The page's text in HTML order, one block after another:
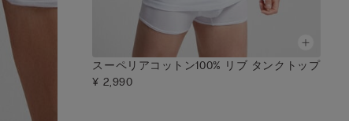
スーペリアコットン100% リブ タンクトップ
¥ 2,990